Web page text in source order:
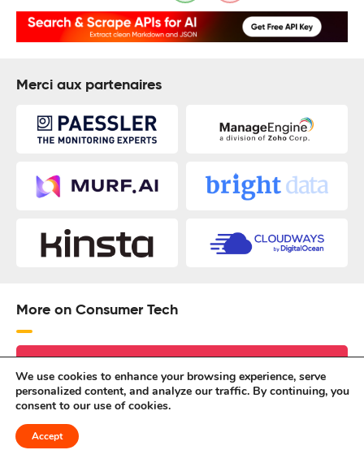
Merci aux partenaires
More on Consumer Tech
We use cookies to enhance your browsing experience, serve
personalized content, and analyze our traffic. By continuing, you
consent to our use of cookies.
Accept